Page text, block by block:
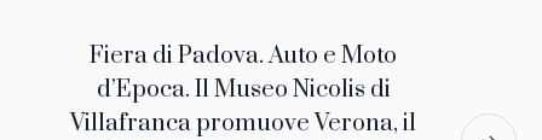
Fiera di Padova. Auto e Moto
d’Epoca. Il Museo Nicolis di
Villafranca promuove Verona, il